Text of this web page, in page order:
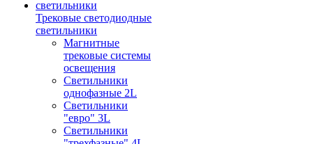
Трековые светодиодные
светильники
Магнитные
трековые системы
освещения
Светильники
однофазные 2L
Светильники
"евро" 3L
Светильники